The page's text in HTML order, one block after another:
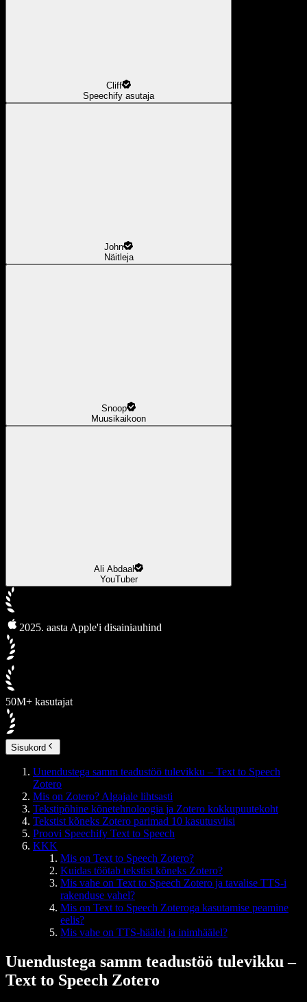
Cliff
Speechify asutaja
John
Näitleja
Snoop
Muusikaikoon
Ali Abdaal
YouTuber
2025. aasta Apple'i disainiauhind
50M+ kasutajat
Sisukord
Uuendustega samm teadustöö tulevikku – Text to Speech
Zotero
Mis on Zotero? Algajale lihtsasti
Tekstipõhine kõnetehnoloogia ja Zotero kokkupuutekoht
Tekstist kõneks Zotero parimad 10 kasutusviisi
Proovi Speechify Text to Speech
KKK
Mis on Text to Speech Zotero?
Kuidas töötab tekstist kõneks Zotero?
Mis vahe on Text to Speech Zotero ja tavalise TTS-i
rakenduse vahel?
Mis on Text to Speech Zoteroga kasutamise peamine
eelis?
Mis vahe on TTS-häälel ja inimhäälel?
Uuendustega samm teadustöö tulevikku –
Text to Speech Zotero